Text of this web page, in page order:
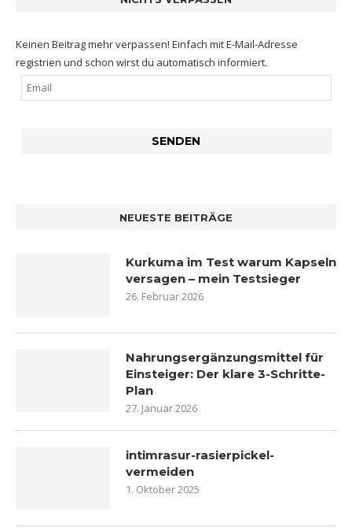
Keinen Beitrag mehr verpassen! Einfach mit E-Mail-Adresse
registrien und schon wirst du automatisch informiert.
NEUESTE BEITRÄGE
Kurkuma im Test warum Kapseln
versagen – mein Testsieger
26. Februar 2026
Nahrungsergänzungsmittel für
Einsteiger: Der klare 3-Schritte-
Plan
27. Januar 2026
intimrasur-rasierpickel-
vermeiden
1. Oktober 2025